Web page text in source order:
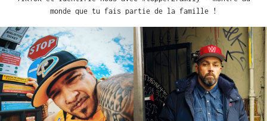
monde que tu fais partie de la famille !